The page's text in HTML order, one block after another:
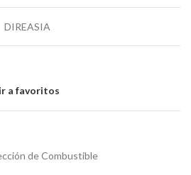
DIREASIA
a favoritos
de Combustible